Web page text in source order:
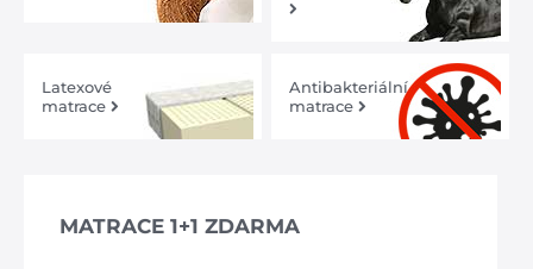
Latexové
matrace
Antibakteriální
matrace
MATRACE 1+1 ZDARMA